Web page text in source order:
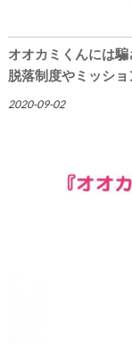
オオカミくんには
脱落制度やミッショ
2020-09-02